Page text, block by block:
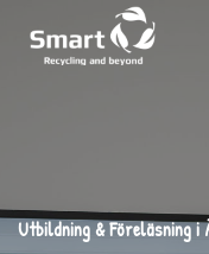
Utbildning & Föreläsning i